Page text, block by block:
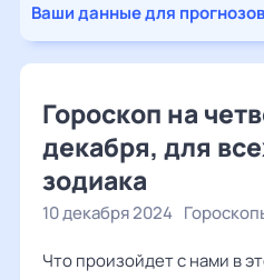
Ваши данные для прогнозов
Гороскоп на
декабря, для
зодиака
10 декабря 2024
Что произойдет с нами в